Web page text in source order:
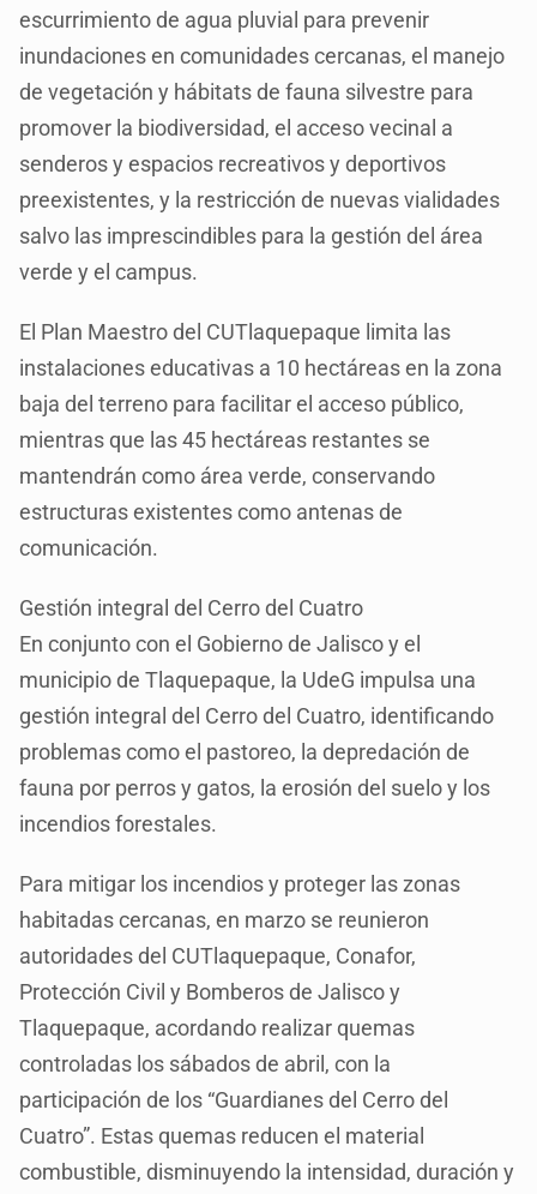
escurrimiento de agua pluvial para prevenir
inundaciones en comunidades cercanas, el manejo
de vegetación y hábitats de fauna silvestre para
promover la biodiversidad, el acceso vecinal a
senderos y espacios recreativos y deportivos
preexistentes, y la restricción de nuevas vialidades
salvo las imprescindibles para la gestión del área
verde y el campus.
El Plan Maestro del CUTlaquepaque limita las
instalaciones educativas a 10 hectáreas en la zona
baja del terreno para facilitar el acceso público,
mientras que las 45 hectáreas restantes se
mantendrán como área verde, conservando
estructuras existentes como antenas de
comunicación.
Gestión integral del Cerro del Cuatro
En conjunto con el Gobierno de Jalisco y el
municipio de Tlaquepaque, la UdeG impulsa una
gestión integral del Cerro del Cuatro, identificando
problemas como el pastoreo, la depredación de
fauna por perros y gatos, la erosión del suelo y los
incendios forestales.
Para mitigar los incendios y proteger las zonas
habitadas cercanas, en marzo se reunieron
autoridades del CUTlaquepaque, Conafor,
Protección Civil y Bomberos de Jalisco y
Tlaquepaque, acordando realizar quemas
controladas los sábados de abril, con la
participación de los “Guardianes del Cerro del
Cuatro”. Estas quemas reducen el material
combustible, disminuyendo la intensidad, duración y